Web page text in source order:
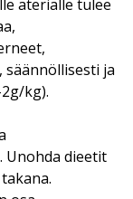
aterialle tulee
ja
kg).
Unohda dieetit